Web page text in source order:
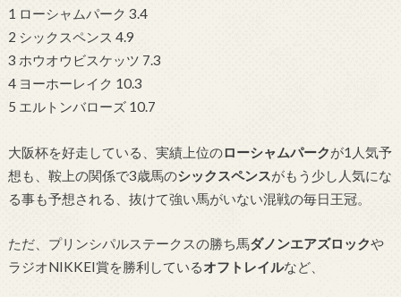
1 ローシャムパーク 3.4
2 シックスペンス 4.9
3 ホウオウビスケッツ 7.3
4 ヨーホーレイク 10.3
5 エルトンバローズ 10.7
大阪杯を好走している、実績上位のローシャムパークが1人気予
想も、鞍上の関係で3歳馬のシックスペンスがもう少し人気にな
る事も予想される、抜けて強い馬がいない混戦の毎日王冠。
ただ、プリンシパルステークスの勝ち馬ダノンエアズロックや
ラジオNIKKEI賞を勝利しているオフトレイルなど、